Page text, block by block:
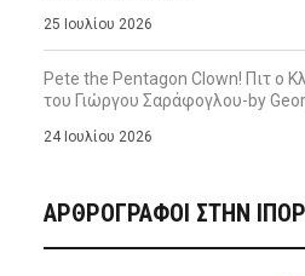
25 Ιουλίου 2026
Pete the Pentagon Clown! Πιτ ο
του Γιώργου Σαράφογλου-by
24 Ιουλίου 2026
ΑΡΘΡΟΓΡΑΦΟΙ ΣΤΗΝ